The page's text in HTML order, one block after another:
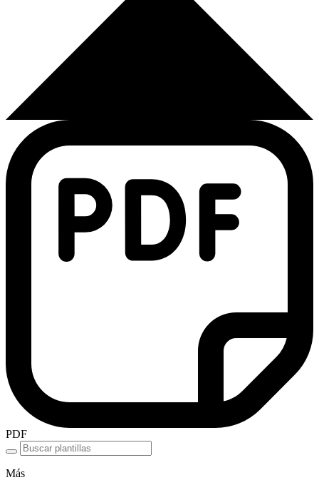
PDF
Más